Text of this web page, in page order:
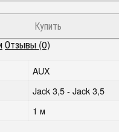
Отзывы (0)
AUX
Jack 3,5 - Jack 3,5
1 м